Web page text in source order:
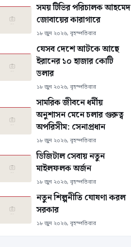
সময় টিভির পরিচালক আহমেদ
জোবায়ের কারাগারে
১৮ জুন ২০২৬, বৃহস্পতিবার
যেসব দেশে আটকে আছে
ইরানের ১০ হাজার কোটি
ডলার
১৮ জুন ২০২৬, বৃহস্পতিবার
সামরিক জীবনে ধর্মীয়
অনুশাসন মেনে চলার গুরুত্ব
অপরিসীম: সেনাপ্রধান
১৮ জুন ২০২৬, বৃহস্পতিবার
ডিজিটাল সেবায় নতুন
মাইলফলক অর্জন
১৮ জুন ২০২৬, বৃহস্পতিবার
নতুন শিল্পনীতি ঘোষণা করল
সরকার
১৮ জুন ২০২৬, বৃহস্পতিবার